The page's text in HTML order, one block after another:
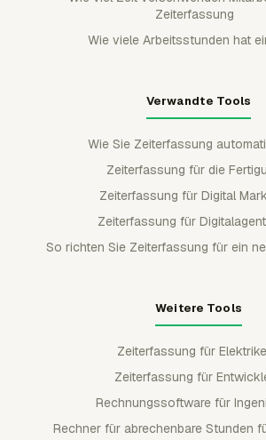
Zeiterfassung
Wie viele Arbeitsstunden hat
Verwandte Tools
Wie Sie Zeiterfassung
Zeiterfassung für die
Zeiterfassung für Digital
Zeiterfassung für
So richten Sie Zeiterfassung für ein
Weitere Tools
Zeiterfassung für
Zeiterfassung für
Rechnungssoftware für
Rechner für abrechenbare Stunden